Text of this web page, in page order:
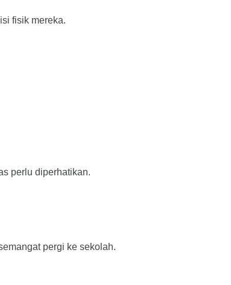
fisik mereka.
perlu diperhatikan.
pergi ke sekolah.